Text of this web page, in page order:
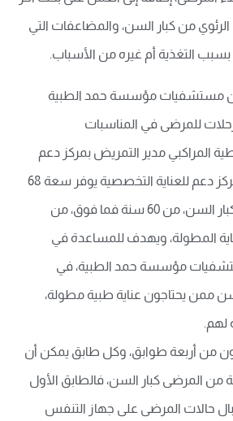
من كبار السن، والمضاعفات التي
التغذية أم غيره من الأسباب.
مستشفيات مؤسسة حمد الطبية
رحلات للمرضى في المناسبات
المراكبي مدير التمريض بمركز دعم
للعناية التخصصية، إن مركز دعم للعناية التخصصية يوفر سعة 68
سريراً، ويقدم خدماته لكبار السن، من 60 سنة فما فوق، من
المطولة، ويهدف للمساعدة في
مؤسسة حمد الطبية، في
ممن يحتاجون عناية طبية مطولة،
لهم.
من أربعة طوابق، وكل طابق يمكن أن
المرضى كبار السن، فالطابق الأول
حالات المرضى على جهاز التنفس